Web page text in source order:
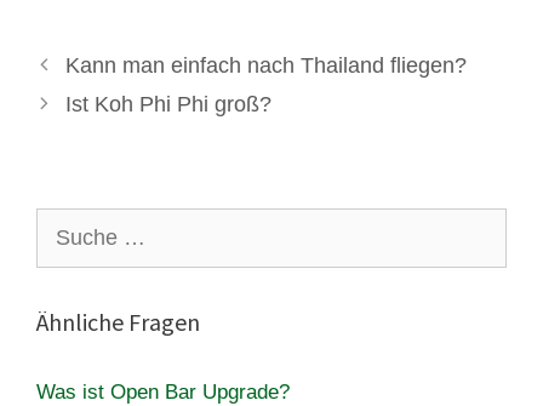
Kann man einfach nach Thailand fliegen?
Ist Koh Phi Phi groß?
nach:
Ähnliche Fragen
Was ist Open Bar Upgrade?